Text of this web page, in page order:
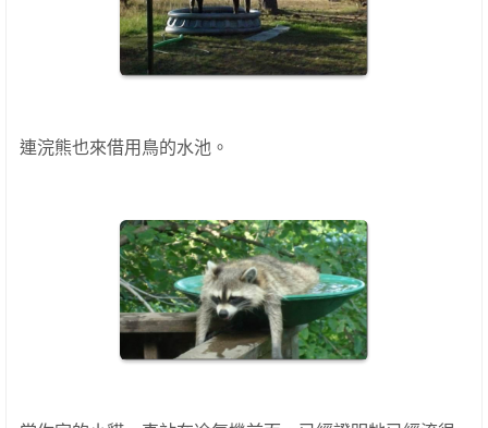
連浣熊也來借用鳥的水池。